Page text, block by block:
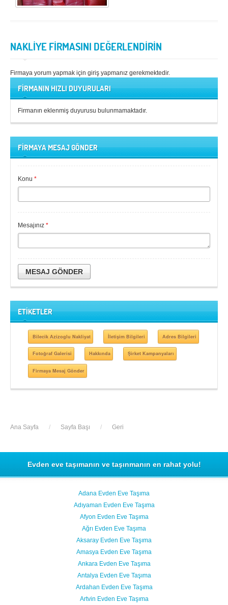
NAKLİYE FİRMASINI DEĞERLENDİRİN
Firmaya yorum yapmak için giriş yapmanız gerekmektedir.
FİRMANIN HIZLI DUYURULARI
Firmanın eklenmiş duyurusu bulunmamaktadır.
FİRMAYA MESAJ GÖNDER
Konu *
Mesajınız *
MESAJ GÖNDER
ETİKETLER
Bilecik Azizoglu Nakliyat İletişim Bilgileri Adres Bilgileri
Fotoğraf Galerisi Hakkında Şirket Kampanyaları
Firmaya Mesaj Gönder
Ana Sayfa / Sayfa Başı / Geri
Evden eve taşımanın ve taşınmanın en rahat yolu!
Adana Evden Eve Taşıma
Adıyaman Evden Eve Taşıma
Afyon Evden Eve Taşıma
Ağrı Evden Eve Taşıma
Aksaray Evden Eve Taşıma
Amasya Evden Eve Taşıma
Ankara Evden Eve Taşıma
Antalya Evden Eve Taşıma
Ardahan Evden Eve Taşıma
Artvin Evden Eve Taşıma